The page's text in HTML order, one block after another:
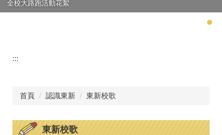
全校大路跑活動花絮
:::
首頁 認識東新 東新校歌
東新校歌